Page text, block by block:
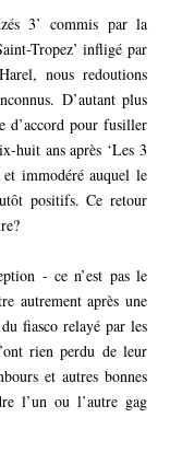
3’ commis par la
Tropez’ infligé par
nous redoutions
D’autant plus
d’accord pour fusiller
huit ans après ‘Les 3
et immodéré auquel le
positifs. Ce retour
- ce n’est pas le
autrement après une
fiasco relayé par les
rien perdu de leur
et autres bonnes
l’un ou l’autre gag